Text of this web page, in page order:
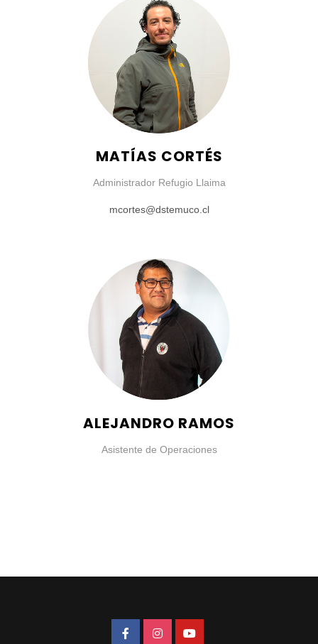
MATÍAS CORTÉS
Administrador Refugio Llaima
mcortes@dstemuco.cl
ALEJANDRO RAMOS
Asistente de Operaciones